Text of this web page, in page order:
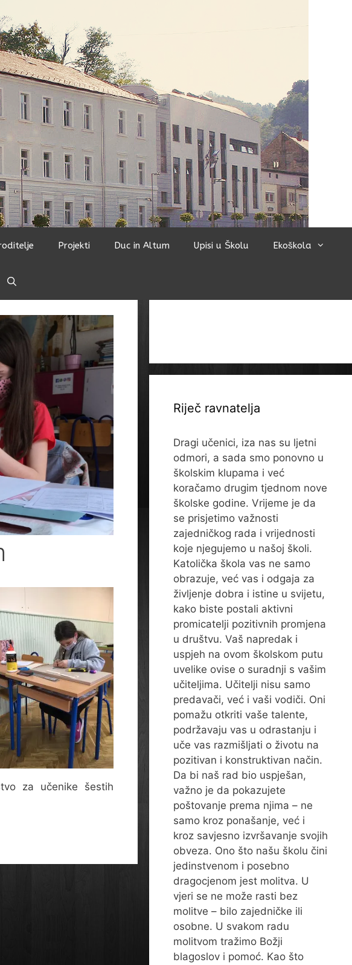
Projekti Duc in Altum Upisi u Školu Ekoškola
za učenike šestih
Riječ ravnatelja
Dragi učenici, iza nas su ljetni
odmori, a sada smo ponovno u
školskim klupama i već
koračamo drugim tjednom nove
školske godine. Vrijeme je da
se prisjetimo važnosti
zajedničkog rada i vrijednosti
koje njegujemo u našoj školi.
Katolička škola vas ne samo
obrazuje, već vas i odgaja za
življenje dobra i istine u svijetu,
kako biste postali aktivni
promicatelji pozitivnih promjena
u društvu. Vaš napredak i
uspjeh na ovom školskom putu
uvelike ovise o suradnji s vašim
učiteljima. Učitelji nisu samo
predavači, već i vaši vodiči. Oni
pomažu otkriti vaše talente,
podržavaju vas u odrastanju i
uče vas razmišljati o životu na
pozitivan i konstruktivan način.
Da bi naš rad bio uspješan,
važno je da pokazujete
poštovanje prema njima – ne
samo kroz ponašanje, već i
kroz savjesno izvršavanje svojih
obveza. Ono što našu školu čini
jedinstvenom i posebno
dragocjenom jest molitva. U
vjeri se ne može rasti bez
molitve – bilo zajedničke ili
osobne. U svakom radu
molitvom tražimo Božji
blagoslov i pomoć. Kao što